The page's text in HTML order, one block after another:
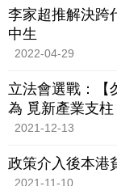
李家超推解決跨
中生
2022-04-29
立法會選戰：【
為 覓新產業支柱
2021-12-13
政策介入後本港
2021-11-10